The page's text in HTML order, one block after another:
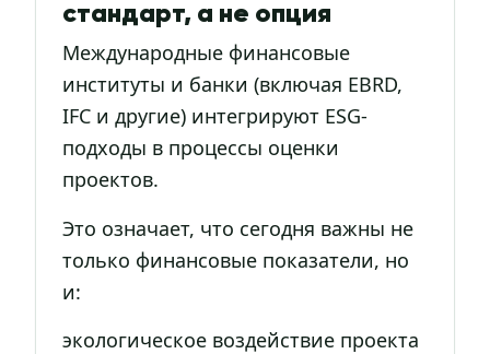
стандарт, а не опция
Международные финансовые
институты и банки (включая EBRD,
IFC и другие) интегрируют ESG-
подходы в процессы оценки
проектов.
Это означает, что сегодня важны не
только финансовые показатели, но
и:
экологическое воздействие проекта